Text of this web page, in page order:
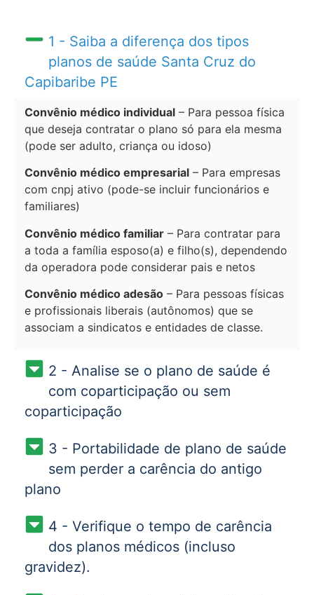
1 - Saiba a diferença dos tipos
planos de saúde Santa Cruz do
Capibaribe PE
Convênio médico individual – Para pessoa física
que deseja contratar o plano só para ela mesma
(pode ser adulto, criança ou idoso)
Convênio médico empresarial – Para empresas
com cnpj ativo (pode-se incluir funcionários e
familiares)
Convênio médico familiar – Para contratar para
a toda a família esposo(a) e filho(s), dependendo
da operadora pode considerar pais e netos
Convênio médico adesão – Para pessoas físicas
e profissionais liberais (autônomos) que se
associam a sindicatos e entidades de classe.
2 - Analise se o plano de saúde é
com coparticipação ou sem
coparticipação
3 - Portabilidade de plano de saúde
sem perder a carência do antigo
plano
4 - Verifique o tempo de carência
dos planos médicos (incluso
gravidez).